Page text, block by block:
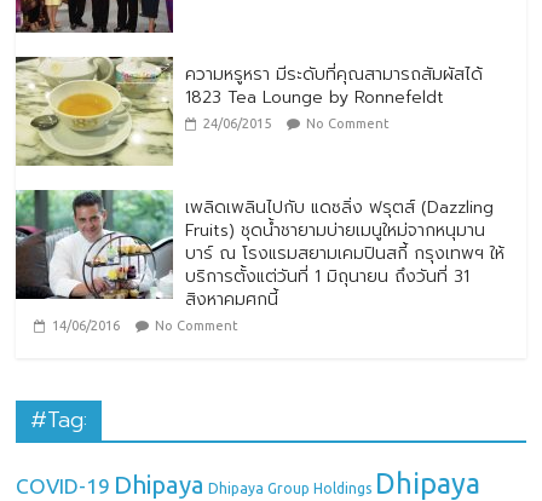
ความหรูหรา มีระดับที่คุณสามารถสัมผัสได้
1823 Tea Lounge by Ronnefeldt
24/06/2015 No Comment
เพลิดเพลินไปกับ แดซลิ่ง ฟรุตส์ (Dazzling
Fruits) ชุดน้ำชายามบ่ายเมนูใหม่จากหนุมาน
บาร์ ณ โรงแรมสยามเคมปินสกี้ กรุงเทพฯ ให้
บริการตั้งแต่วันที่ 1 มิถุนายน ถึงวันที่ 31
สิงหาคมศกนี้
14/06/2016 No Comment
#Tag:
COVID-19 Dhipaya Dhipaya Group Holdings Dhipaya